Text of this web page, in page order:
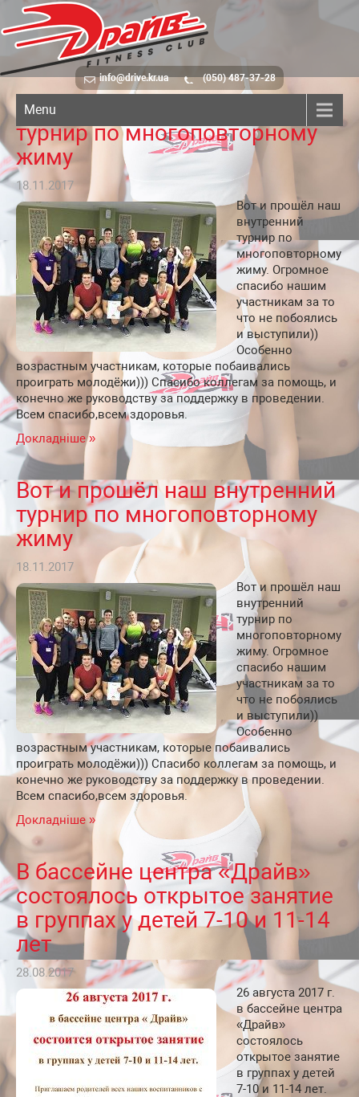
info@drive.kr.ua (050) 487-37-28
Menu
Вот и прошёл наш внутренний
турнир по многоповторному
жиму
18.11.2017
Вот и прошёл наш
внутренний
турнир по
многоповторному
жиму. Огромное
спасибо нашим
участникам за то
что не побоялись
и выступили))
Особенно
возрастным участникам, которые побаивались
проиграть молодёжи))) Спасибо коллегам за помощь, и
конечно же руководству за поддержку в проведении.
Всем спасибо,всем здоровья.
Докладніше »
Вот и прошёл наш внутренний
турнир по многоповторному
жиму
18.11.2017
Вот и прошёл наш
внутренний
турнир по
многоповторному
жиму. Огромное
спасибо нашим
участникам за то
что не побоялись
и выступили))
Особенно
возрастным участникам, которые побаивались
проиграть молодёжи))) Спасибо коллегам за помощь, и
конечно же руководству за поддержку в проведении.
Всем спасибо,всем здоровья.
Докладніше »
В бассейне центра «Драйв»
состоялось открытое занятие
в группах у детей 7-10 и 11-14
лет
28.08.2017
26 августа 2017 г.
в бассейне центра
«Драйв»
состоялось
открытое занятие
в группах у детей
7-10 и 11-14 лет.